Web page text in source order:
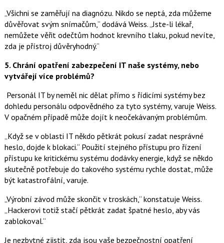
„Všichni se zaměřují na diagnózu. Nikdo se neptá, zda můžeme
důvěřovat svým snímačům,“ dodává Weiss. „Jste-li lékař,
nemůžete věřit odečtům hodnot krevního tlaku, pokud nevíte,
zda je přístroj důvěryhodný.“
5. Chrání opatření zabezpečení IT naše systémy, nebo
vytvářejí více problémů?
Personál IT by neměl nic dělat přímo s řídicími systémy bez
dohledu personálu odpovědného za tyto systémy, varuje Weiss.
V opačném případě může dojít k neočekávaným problémům.
„Když se v oblasti IT někdo pětkrát pokusí zadat nesprávné
heslo, dojde k blokaci.“ Použití stejného přístupu pro řízení
přístupu ke kritickému systému dodávky energie, když se někdo
skutečně potřebuje do takového systému rychle dostat, může
být katastrofální, varuje.
„Výrobní závod může skončit v troskách,“ konstatuje Weiss.
„Hackerovi totiž stačí pětkrát zadat špatné heslo, aby vás
zablokoval.“
Je nezbytné zjistit, zda jsou vaše bezpečnostní opatření